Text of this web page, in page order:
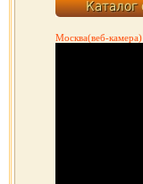
Москва(веб-камера)